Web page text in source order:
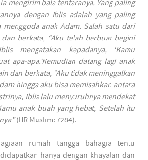
mengirim bala tentaranya. Yang paling
dengan Iblis adalah yang paling
menggoda anak Adam. Salah satu dari
dan berkata, “Aku telah berbuat begini
mengatakan kepadanya, ‘Kamu
apa-apa.’Kemudian datang lagi anak
dan berkata, “Aku tidak meninggalkan
hingga aku bisa memisahkan antara
Iblis lalu menyuruhnya mendekat
anak buah yang hebat, Setelah itu
(HR Muslim: 7284).
rumah tangga bahagia tentu
hanya dengan khayalan dan